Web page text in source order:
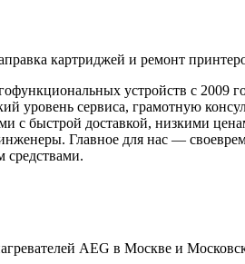
картриджей и ремонт
устройств с
сервиса, грамотную
с быстрой доставкой, низкими
Главное для нас —
средствами.
AEG в Москве и